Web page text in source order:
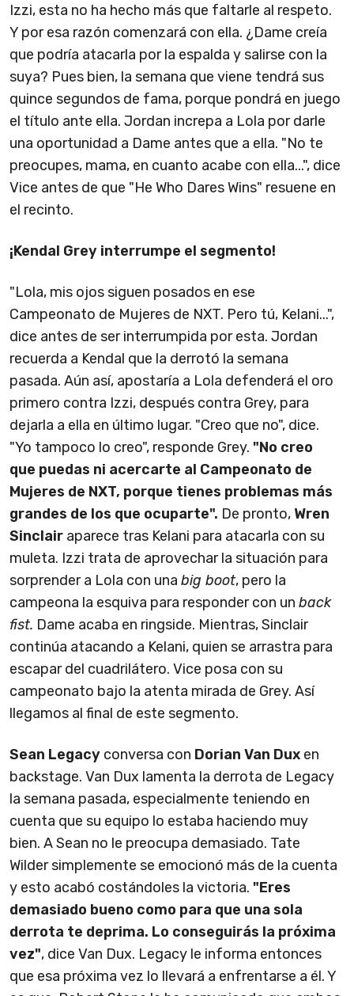
Izzi, esta no ha hecho más que faltarle al respeto.
Y por esa razón comenzará con ella. ¿Dame creía
que podría atacarla por la espalda y salirse con la
suya? Pues bien, la semana que viene tendrá sus
quince segundos de fama, porque pondrá en juego
el título ante ella. Jordan increpa a Lola por darle
una oportunidad a Dame antes que a ella. "No te
preocupes, mama, en cuanto acabe con ella...", dice
Vice antes de que "He Who Dares Wins" resuene en
el recinto.
¡Kendal Grey interrumpe el segmento!
"Lola, mis ojos siguen posados en ese
Campeonato de Mujeres de NXT. Pero tú, Kelani...",
dice antes de ser interrumpida por esta. Jordan
recuerda a Kendal que la derrotó la semana
pasada. Aún así, apostaría a Lola defenderá el oro
primero contra Izzi, después contra Grey, para
dejarla a ella en último lugar. "Creo que no", dice.
"Yo tampoco lo creo", responde Grey. "No creo
que puedas ni acercarte al Campeonato de
Mujeres de NXT, porque tienes problemas más
grandes de los que ocuparte". De pronto, Wren
Sinclair aparece tras Kelani para atacarla con su
muleta. Izzi trata de aprovechar la situación para
sorprender a Lola con una big boot, pero la
campeona la esquiva para responder con un back
fist. Dame acaba en ringside. Mientras, Sinclair
continúa atacando a Kelani, quien se arrastra para
escapar del cuadrilátero. Vice posa con su
campeonato bajo la atenta mirada de Grey. Así
llegamos al final de este segmento.
Sean Legacy conversa con Dorian Van Dux en
backstage. Van Dux lamenta la derrota de Legacy
la semana pasada, especialmente teniendo en
cuenta que su equipo lo estaba haciendo muy
bien. A Sean no le preocupa demasiado. Tate
Wilder simplemente se emocionó más de la cuenta
y esto acabó costándoles la victoria. "Eres
demasiado bueno como para que una sola
derrota te deprima. Lo conseguirás la próxima
vez", dice Van Dux. Legacy le informa entonces
que esa próxima vez lo llevará a enfrentarse a él. Y